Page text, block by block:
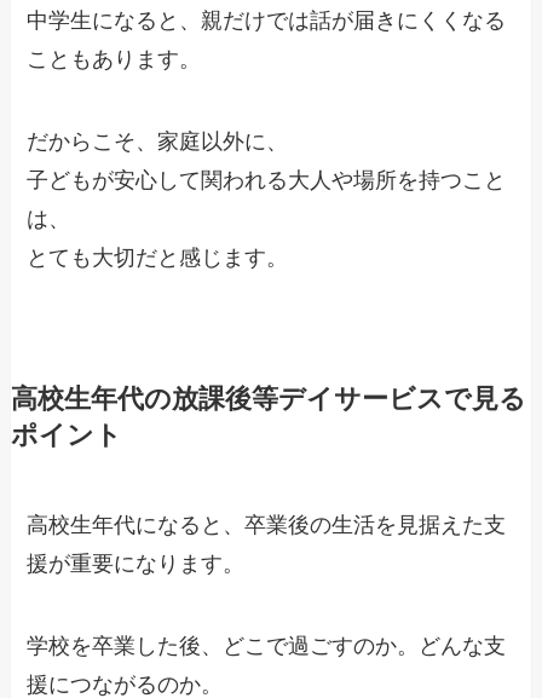
中学生になると、親だけでは話が届きにくくなる
こともあります。
だからこそ、家庭以外に、
子どもが安心して関われる大人や場所を持つこと
は、
とても大切だと感じます。
高校生年代の放課後等デイサービスで見る
ポイント
高校生年代になると、卒業後の生活を見据えた支
援が重要になります。
学校を卒業した後、どこで過ごすのか。どんな支
援につながるのか。